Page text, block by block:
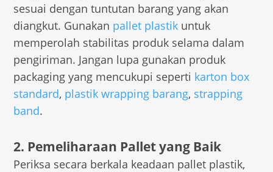
sesuai dengan tuntutan barang yang akan
diangkut. Gunakan pallet plastik untuk
memperolah stabilitas produk selama dalam
pengiriman. Jangan lupa gunakan produk
packaging yang mencukupi seperti karton box
standard, plastik wrapping barang, strapping
band.
2. Pemeliharaan Pallet yang Baik
Periksa secara berkala keadaan pallet plastik,